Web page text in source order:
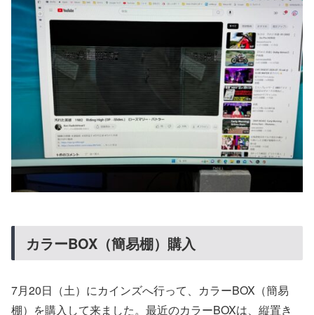
カラーBOX（簡易棚）購入
7月20日（土）にカインズへ行って、カラーBOX（簡易
棚）を購入して来ました。最近のカラーBOXは、縦置き